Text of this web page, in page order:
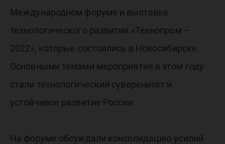
Международном форуме и выставке
технологического развития «Технопром –
2022», которые состоялись в Новосибирске.
Основными темами мероприятия в этом году
стали технологический суверенитет и
устойчивое развитие России.
На форуме обсуждали консолидацию усилий